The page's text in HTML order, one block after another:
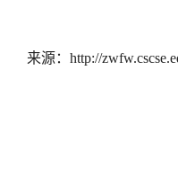
来源： http://